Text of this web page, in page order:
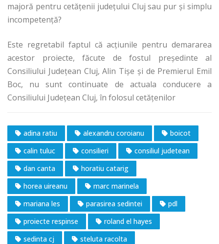
majoră pentru cetățenii județului Cluj sau pur şi simplu
incompetenţă?
Este regretabil faptul că acţiunile pentru demararea
acestor proiecte, făcute de fostul președinte al
Consiliului Județean Cluj, Alin Tişe şi de Premierul Emil
Boc, nu sunt continuate de actuala conducere a
Consiliului Județean Cluj, în folosul cetățenilor
adina ratiu alexandru coroianu
boicot
calin tuluc
consilieri
consiliul judetean
dan canta
horatiu catarig
horea uireanu
marc marinela
mariana les
parasirea sedintei
pdl
proiecte respinse
roland el hayes
sedinta cj
steluta racolta